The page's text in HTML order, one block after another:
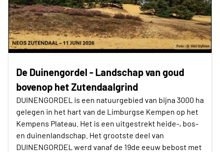
De Duinengordel - Landschap van goud
bovenop het Zutendaalgrind
DUINENGORDEL is een natuurgebied van bijna 3000 ha
gelegen in het hart van de Limburgse Kempen op het
Kempens Plateau. Het is een uitgestrekt heide-, bos-
en duinenlandschap. Het grootste deel van
DUINENGORDEL werd vanaf de 19de eeuw bebost met